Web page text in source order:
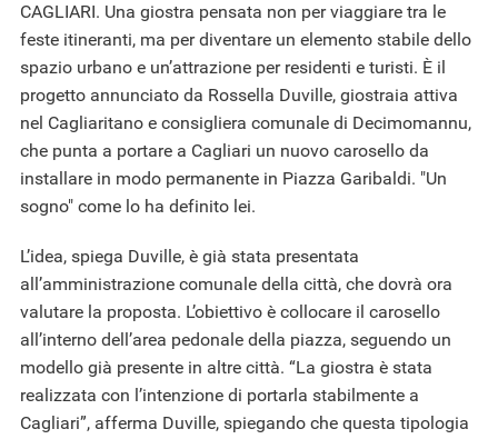
CAGLIARI. Una giostra pensata non per viaggiare tra le
feste itineranti, ma per diventare un elemento stabile dello
spazio urbano e un’attrazione per residenti e turisti. È il
progetto annunciato da Rossella Duville, giostraia attiva
nel Cagliaritano e consigliera comunale di Decimomannu,
che punta a portare a Cagliari un nuovo carosello da
installare in modo permanente in Piazza Garibaldi. "Un
sogno" come lo ha definito lei.
L’idea, spiega Duville, è già stata presentata
all’amministrazione comunale della città, che dovrà ora
valutare la proposta. L’obiettivo è collocare il carosello
all’interno dell’area pedonale della piazza, seguendo un
modello già presente in altre città. “La giostra è stata
realizzata con l’intenzione di portarla stabilmente a
Cagliari”, afferma Duville, spiegando che questa tipologia